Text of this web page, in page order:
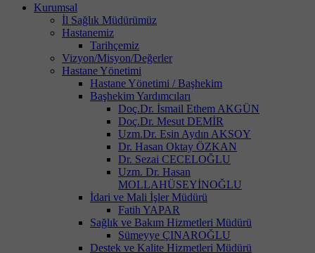
Kurumsal
İl Sağlık Müdürümüz
Hastanemiz
Tarihçemiz
Vizyon/Misyon/Değerler
Hastane Yönetimi
Hastane Yönetimi / Başhekim
Başhekim Yardımcıları
Doç.Dr. İsmail Ethem AKGÜN
Doç.Dr. Mesut DEMİR
Uzm.Dr. Esin Aydın AKSOY
Dr. Hasan Oktay ÖZKAN
Dr. Sezai CECELOĞLU
Uzm. Dr. Hasan
MOLLAHÜSEYİNOĞLU
İdari ve Mali İşler Müdürü
Fatih YAPAR
Sağlık ve Bakım Hizmetleri Müdürü
Sümeyye ÇINAROĞLU
Destek ve Kalite Hizmetleri Müdürü